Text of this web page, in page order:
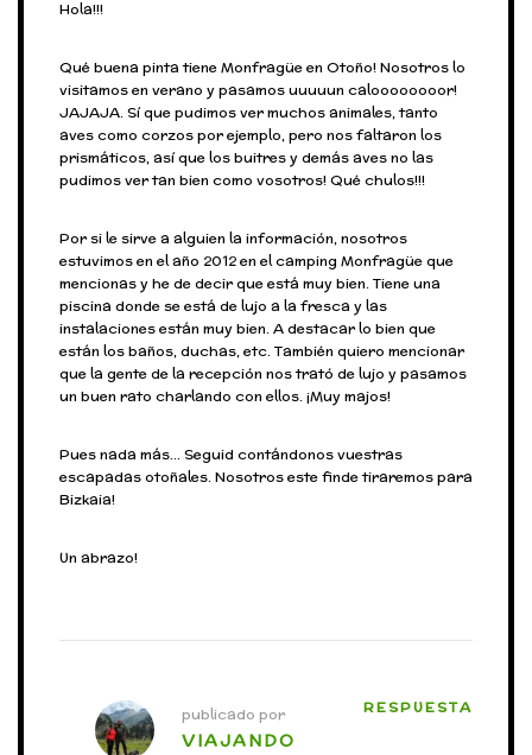
Hola!!!
Qué buena pinta tiene Monfragüe en Otoño! Nosotros lo
visitamos en verano y pasamos uuuuun caloooooooor!
JAJAJA. Sí que pudimos ver muchos animales, tanto
aves como corzos por ejemplo, pero nos faltaron los
prismáticos, así que los buitres y demás aves no las
pudimos ver tan bien como vosotros! Qué chulos!!!
Por si le sirve a alguien la información, nosotros
estuvimos en el año 2012 en el camping Monfragüe que
mencionas y he de decir que está muy bien. Tiene una
piscina donde se está de lujo a la fresca y las
instalaciones están muy bien. A destacar lo bien que
están los baños, duchas, etc. También quiero mencionar
que la gente de la recepción nos trató de lujo y pasamos
un buen rato charlando con ellos. ¡Muy majos!
Pues nada más… Seguid contándonos vuestras
escapadas otoñales. Nosotros este finde tiraremos para
Bizkaia!
Un abrazo!
publicado por
VIAJANDO
RESPUESTA